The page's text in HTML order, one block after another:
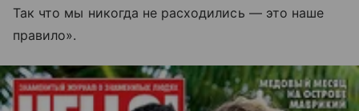
Так что мы никогда не расходились — это наше
правило».